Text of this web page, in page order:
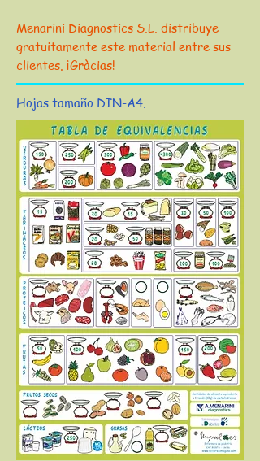
Menarini Diagnostics S.L. distribuye
gratuitamente este material entre sus
clientes. ¡Gràcias!
Hojas tamaño DIN-A4.